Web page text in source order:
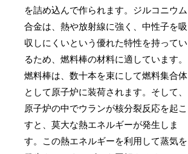
を詰め込んで作られます。ジルコニウム
合金は、熱や放射線に強く、中性子を吸
収しにくいという優れた特性を持ってい
るため、燃料棒の材料に適しています。
燃料棒は、数十本を束にして燃料集合体
として原子炉に装荷されます。そして、
原子炉の中でウランが核分裂反応を起こ
すと、莫大な熱エネルギーが発生しま
す。この熱エネルギーを利用して蒸気を